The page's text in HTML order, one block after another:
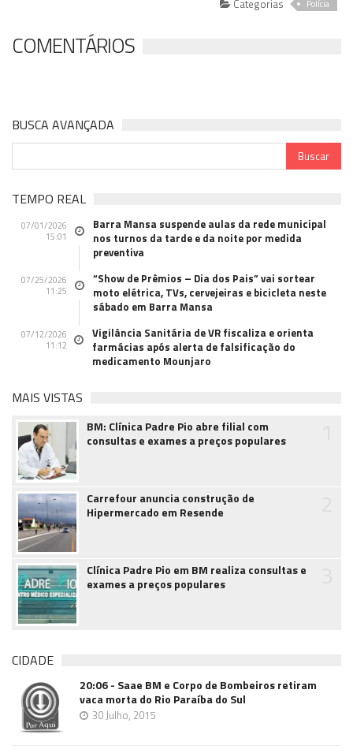
Categorias Polícia
COMENTÁRIOS
BUSCA AVANÇADA
TEMPO REAL
07/01/2026
15:01
Barra Mansa suspende aulas da rede municipal
nos turnos da tarde e da noite por medida
preventiva
07/25/2026
11:25
“Show de Prêmios – Dia dos Pais” vai sortear
moto elétrica, TVs, cervejeiras e bicicleta neste
sábado em Barra Mansa
07/12/2026
11:12
Vigilância Sanitária de VR fiscaliza e orienta
farmácias após alerta de falsificação do
medicamento Mounjaro
MAIS VISTAS
BM: Clínica Padre Pio abre filial com
consultas e exames a preços populares
Carrefour anuncia construção de
Hipermercado em Resende
Clínica Padre Pio em BM realiza consultas e
exames a preços populares
CIDADE
20:06 - Saae BM e Corpo de Bombeiros retiram
vaca morta do Rio Paraíba do Sul
30 Julho, 2015